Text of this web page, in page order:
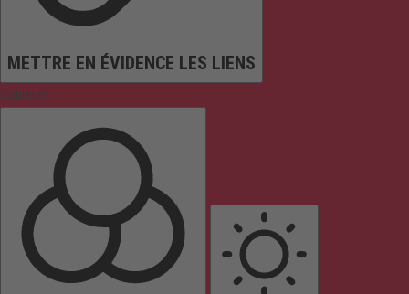
METTRE EN ÉVIDENCE LES LIENS
Couleurs